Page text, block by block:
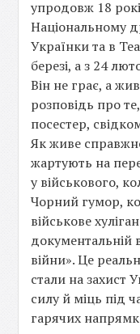
упродовж 18
Національному
Українки та в
березі, а з 24
Він не грає, а
розповідь про
посестер,
Як живе
жартують на
у військового,
Чорний гумор,
військове
документальній
війни». Це
стали на захист
силу й міць під
гарячих